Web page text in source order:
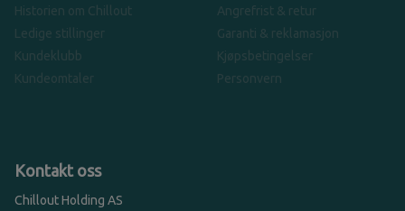
Historien om Chillout
Ledige stillinger
Kundeklubb
Kundeomtaler
Angrefrist & retur
Garanti & reklamasjon
Kjøpsbetingelser
Personvern
Kontakt oss
Chillout Holding AS